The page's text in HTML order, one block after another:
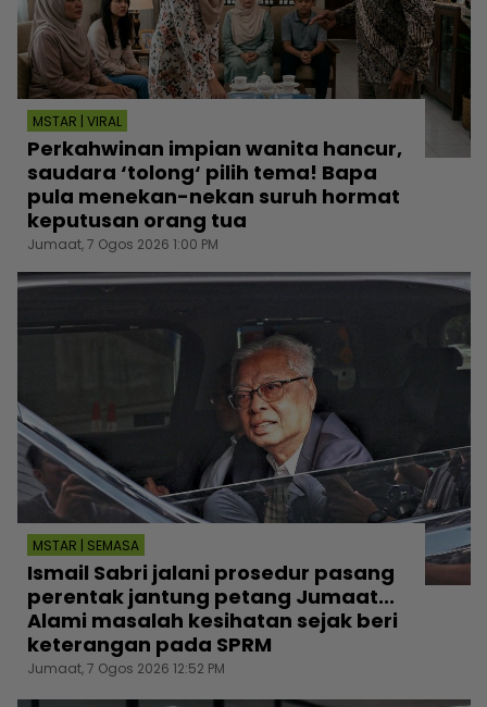
MSTAR | VIRAL
Perkahwinan impian wanita hancur,
saudara ‘tolong‘ pilih tema! Bapa
pula menekan-nekan suruh hormat
keputusan orang tua
Jumaat, 7 Ogos 2026 1:00 PM
MSTAR | SEMASA
Ismail Sabri jalani prosedur pasang
perentak jantung petang Jumaat...
Alami masalah kesihatan sejak beri
keterangan pada SPRM
Jumaat, 7 Ogos 2026 12:52 PM